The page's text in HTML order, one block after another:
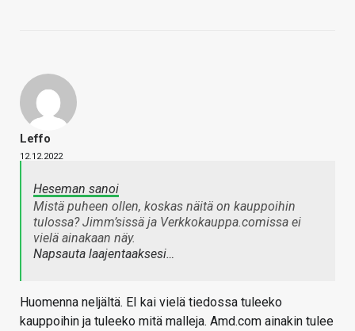
Leffo
12.12.2022
Heseman sanoi
Mistä puheen ollen, koskas näitä on kauppoihin
tulossa? Jimm’sissä ja Verkkokauppa.comissa ei
vielä ainakaan näy.
Napsauta laajentaaksesi…
Huomenna neljältä. EI kai vielä tiedossa tuleeko
kauppoihin ja tuleeko mitä malleja. Amd.com ainakin tulee